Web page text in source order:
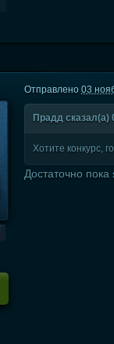
Отправлено03
Прадд сказал(а)
Хотите конкурс,
Достаточно